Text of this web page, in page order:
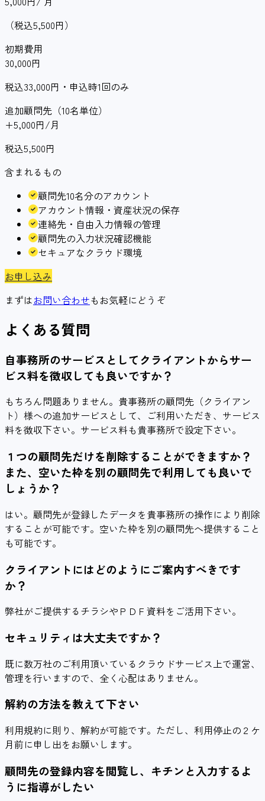
（税込5,500円）
初期費用
30,000円
税込33,000円・申込時1回のみ
追加顧問先（10名単位）
+5,000円/月
税込5,500円
含まれるもの
顧問先10名分のアカウント
アカウント情報・資産状況の保存
連絡先・自由入力情報の管理
顧問先の入力状況確認機能
セキュアなクラウド環境
お申し込み
まずはお問い合わせもお気軽にどうぞ
よくある質問
自事務所のサービスとしてクライアントからサー
ビス料を徴収しても良いですか？
もちろん問題ありません。貴事務所の顧問先（クライアン
ト）様への追加サービスとして、ご利用いただき、サービス
料を徴収下さい。サービス料も貴事務所で設定下さい。
１つの顧問先だけを削除することができますか？
また、空いた枠を別の顧問先で利用しても良いで
しょうか？
はい。顧問先が登録したデータを貴事務所の操作により削除
することが可能です。空いた枠を別の顧問先へ提供すること
も可能です。
クライアントにはどのようにご案内すべきです
か？
弊社がご提供するチラシやＰＤＦ資料をご活用下さい。
セキュリティは大丈夫ですか？
既に数万社のご利用頂いているクラウドサービス上で運営、
管理を行いますので、全く心配はありません。
解約の方法を教えて下さい
利用規約に則り、解約が可能です。ただし、利用停止の２ケ
月前に申し出をお願いします。
顧問先の登録内容を閲覧し、キチンと入力するよ
うに指導がしたい